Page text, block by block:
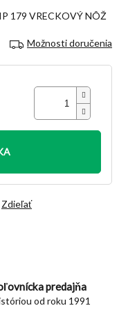
Možnosti doručenia
predajňa
od roku 1991
179 VRECKOVÝ NÔŽ
Zdieľať